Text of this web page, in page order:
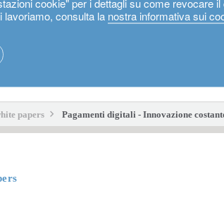
lavoriamo, consulta la nostra informativa sui
papers Pagamenti digitali - Innovazione